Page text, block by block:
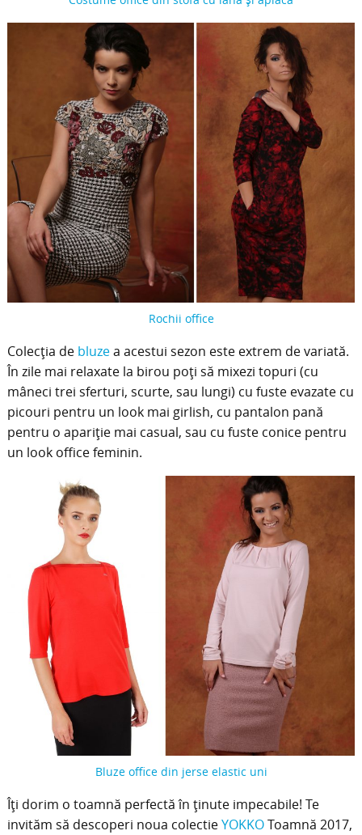
Rochii office
Colecția de bluzea acestui sezon este extrem de variată.
În zile mai relaxate la birou poți să mixezi topuri (cu
mâneci trei sferturi, scurte, sau lungi) cu fuste evazate cu
picouri pentru un look mai girlish, cu pantalon pană
pentru o apariție mai casual, sau cu fuste conice pentru
un look office feminin.
Bluze office din jerse elastic uni
Îți dorim o toamnă perfectă în ținute impecabile! Te
invităm să descoperi noua colectieYOKKOToamnă 2017,